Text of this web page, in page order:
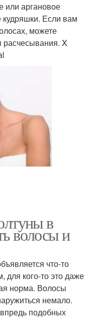
или аргановое
кудряшки. Если вам
можете
расчесывания. X
в
волосы и
что-то
для кого-то это даже
норма. Волосы
немало.
подобных